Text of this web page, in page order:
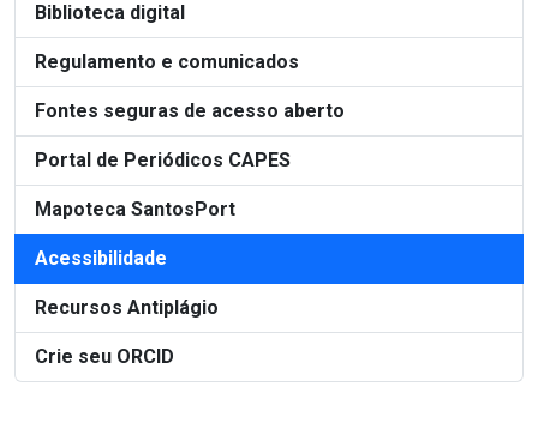
Biblioteca digital
Regulamento e comunicados
Fontes seguras de acesso aberto
Portal de Periódicos CAPES
Mapoteca SantosPort
Acessibilidade
Recursos Antiplágio
Crie seu ORCID